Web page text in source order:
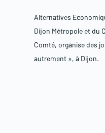
Alternatives
Dijon Métropole et du
Comté, organise des
autrement », à Dijon.